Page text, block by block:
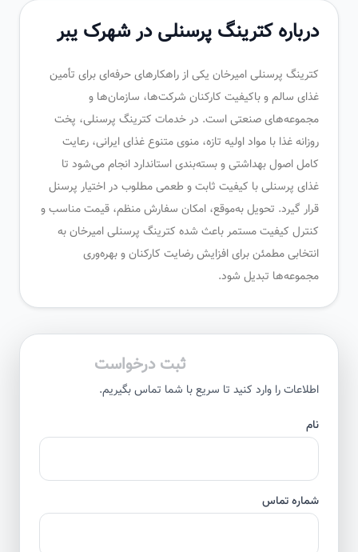
درباره کترینگ پرسنلی در شهرک یبر
کترینگ پرسنلی امیرخان یکی از راهکارهای حرفه‌ای برای تأمین
غذای سالم و باکیفیت کارکنان شرکت‌ها، سازمان‌ها و
مجموعه‌های صنعتی است. در خدمات کترینگ پرسنلی، پخت
روزانه غذا با مواد اولیه تازه، منوی متنوع غذای ایرانی، رعایت
کامل اصول بهداشتی و بسته‌بندی استاندارد انجام می‌شود تا
غذای پرسنلی با کیفیت ثابت و طعمی مطلوب در اختیار پرسنل
قرار گیرد. تحویل به‌موقع، امکان سفارش منظم، قیمت مناسب و
کنترل کیفیت مستمر باعث شده کترینگ پرسنلی امیرخان به
انتخابی مطمئن برای افزایش رضایت کارکنان و بهره‌وری
مجموعه‌ها تبدیل شود.
ثبت درخواست
اطلاعات را وارد کنید تا سریع با شما تماس بگیریم.
شماره تماس